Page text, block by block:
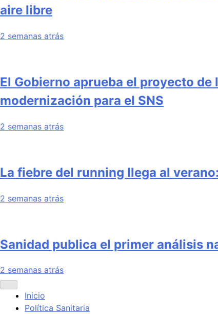
aire libre
2 semanas atrás
El Gobierno aprueba el proyecto
modernización para el SNS
2 semanas atrás
La fiebre del running llega al
2 semanas atrás
Sanidad publica el primer análisis
2 semanas atrás
Inicio
Política Sanitaria